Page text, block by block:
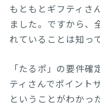
もともとギフティさ
ました。ですから、
れていることは知っ
「たるポ」の要件
ティさんでポイント
ということがわかっ